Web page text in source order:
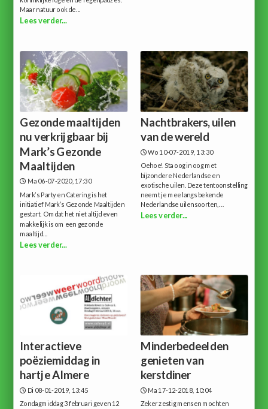
Maar natuur ook de...
Lees verder...
Gezonde maaltijden
nu verkrijgbaar bij
Mark’s Gezonde
Maaltijden
Ma 06-07-2020, 17:30
Mark’s Party en Catering is het
initiatief Mark’s Gezonde Maaltijden
gestart. Omdat het niet altijd even
makkelijk is om een gezonde
maaltijd...
Lees verder...
Nachtbrakers, uilen
van de wereld
Wo 10-07-2019, 13:30
Oehoe! Sta oog in oog met
bijzondere Nederlandse en
exotische uilen. Deze tentoonstelling
neemt je mee langs bekende
Nederlandse uilensoorten,...
Lees verder...
Interactieve
poëziemiddag in
hartje Almere
Di 08-01-2019, 13:45
Zondagmiddag 3 februari geven 12
Minderbedeelden
genieten van
kerstdiner
Ma 17-12-2018, 10:04
Zeker zestig mensen mochten